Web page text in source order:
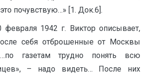
почувствую…» [1. Док.6].
1942 г. Виктор описывает,
себя отброшенные от Москвы
газетам трудно понять всю
– надо видеть… После них